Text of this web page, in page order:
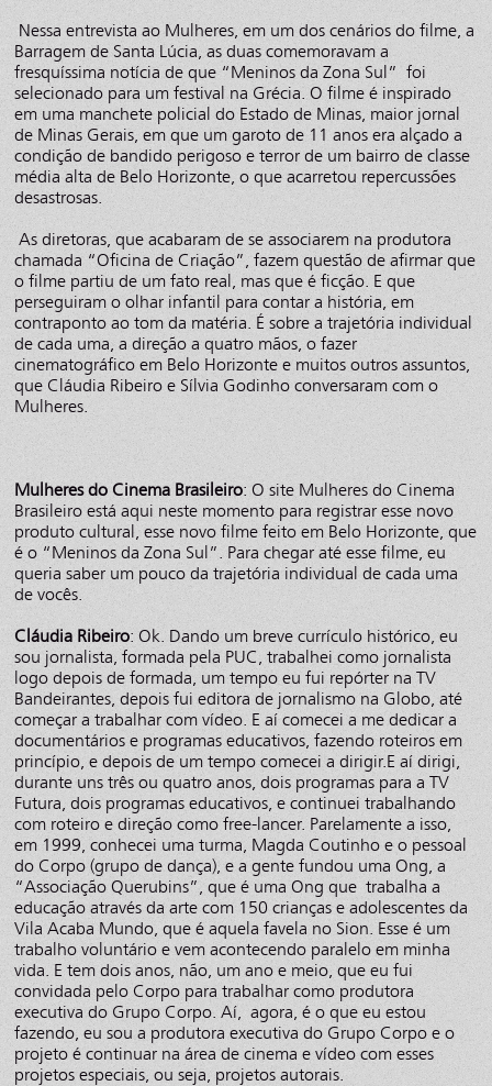
Nessa entrevista ao Mulheres, em um dos cenários do filme, a
Barragem de Santa Lúcia, as duas comemoravam a
fresquíssima notícia de que “Meninos da Zona Sul” foi
selecionado para um festival na Grécia. O filme é inspirado
em uma manchete policial do Estado de Minas, maior jornal
de Minas Gerais, em que um garoto de 11 anos era alçado a
condição de bandido perigoso e terror de um bairro de classe
média alta de Belo Horizonte, o que acarretou repercussões
desastrosas.
As diretoras, que acabaram de se associarem na produtora
chamada “Oficina de Criação”, fazem questão de afirmar que
o filme partiu de um fato real, mas que é ficção. E que
perseguiram o olhar infantil para contar a história, em
contraponto ao tom da matéria. É sobre a trajetória individual
de cada uma, a direção a quatro mãos, o fazer
cinematográfico em Belo Horizonte e muitos outros assuntos,
que Cláudia Ribeiro e Sílvia Godinho conversaram com o
Mulheres.
Mulheres do Cinema Brasileiro: O site Mulheres do Cinema
Brasileiro está aqui neste momento para registrar esse novo
produto cultural, esse novo filme feito em Belo Horizonte, que
é o “Meninos da Zona Sul”. Para chegar até esse filme, eu
queria saber um pouco da trajetória individual de cada uma
de vocês.
Cláudia Ribeiro: Ok. Dando um breve currículo histórico, eu
sou jornalista, formada pela PUC, trabalhei como jornalista
logo depois de formada, um tempo eu fui repórter na TV
Bandeirantes, depois fui editora de jornalismo na Globo, até
começar a trabalhar com vídeo. E aí comecei a me dedicar a
documentários e programas educativos, fazendo roteiros em
princípio, e depois de um tempo comecei a dirigir.E aí dirigi,
durante uns três ou quatro anos, dois programas para a TV
Futura, dois programas educativos, e continuei trabalhando
com roteiro e direção como free-lancer. Parelamente a isso,
em 1999, conhecei uma turma, Magda Coutinho e o pessoal
do Corpo (grupo de dança), e a gente fundou uma Ong, a
“Associação Querubins”, que é uma Ong que trabalha a
educação através da arte com 150 crianças e adolescentes da
Vila Acaba Mundo, que é aquela favela no Sion. Esse é um
trabalho voluntário e vem acontecendo paralelo em minha
vida. E tem dois anos, não, um ano e meio, que eu fui
convidada pelo Corpo para trabalhar como produtora
executiva do Grupo Corpo. Aí, agora, é o que eu estou
fazendo, eu sou a produtora executiva do Grupo Corpo e o
projeto é continuar na área de cinema e vídeo com esses
projetos especiais, ou seja, projetos autorais.